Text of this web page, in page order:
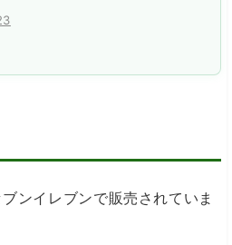
ンイレブンで販売されていま